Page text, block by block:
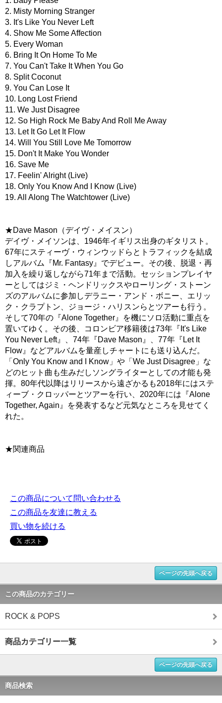
2. Misty Morning Stranger
3. It's Like You Never Left
4. Show Me Some Affection
5. Every Woman
6. Bring It On Home To Me
7. You Can't Take It When You Go
8. Split Coconut
9. You Can Lose It
10. Long Lost Friend
11. We Just Disagree
12. So High Rock Me Baby And Roll Me Away
13. Let It Go Let It Flow
14. Will You Still Love Me Tomorrow
15. Don't It Make You Wonder
16. Save Me
17. Feelin' Alright (Live)
18. Only You Know And I Know (Live)
19. All Along The Watchtower (Live)
★Dave Mason（デイヴ・メイスン）
デイヴ・メイソンは、1946年イギリス出身のギタリスト。
67年にスティーヴ・ウィンウッドらとトラフィックを結成
しアルバム『Mr. Fantasy』でデビュー。その後、脱退・再
加入を繰り返しながら71年まで活動。セッションプレイヤ
ーとしてはジミ・ヘンドリックスやローリング・ストーン
ズのアルバムに参加しデラニー・アンド・ボニー、エリッ
ク・クラプトン、ジョージ・ハリスンらとツアーも行う。
そして70年の『Alone Together』を機にソロ活動に重点を
置いてゆく。その後、コロンビア移籍後は73年『It's Like
You Never Left』、74年『Dave Mason』、77年『Let It
Flow』などアルバムを量産しチャートにも送り込んだ。
「Only You Know and I Know」や「We Just Disagree」な
どのヒット曲も生みだしソングライターとしての才能も発
揮。80年代以降はリリースから遠ざかるも2018年にはステ
ィーブ・クロッパーとツアーを行い、2020年には『Alone
Together, Again』を発表するなど元気なところを見せてく
れた。
★関連商品
この商品について問い合わせる
この商品を友達に教える
買い物を続ける
ページの先頭へ戻る
この商品のカテゴリー
ROCK & POPS
商品カテゴリー一覧
ページの先頭へ戻る
商品検索